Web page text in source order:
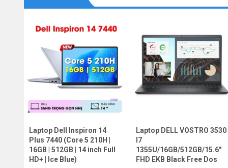
Laptop Dell Inspiron 14
Plus 7440 (Core 5 210H |
16GB | 512GB | 14 inch Full
HD+ | Ice Blue)
Laptop DELL VOSTRO 3530
I7
1355U/16GB/512GB/15.6"
FHD EKB Black Free Dos